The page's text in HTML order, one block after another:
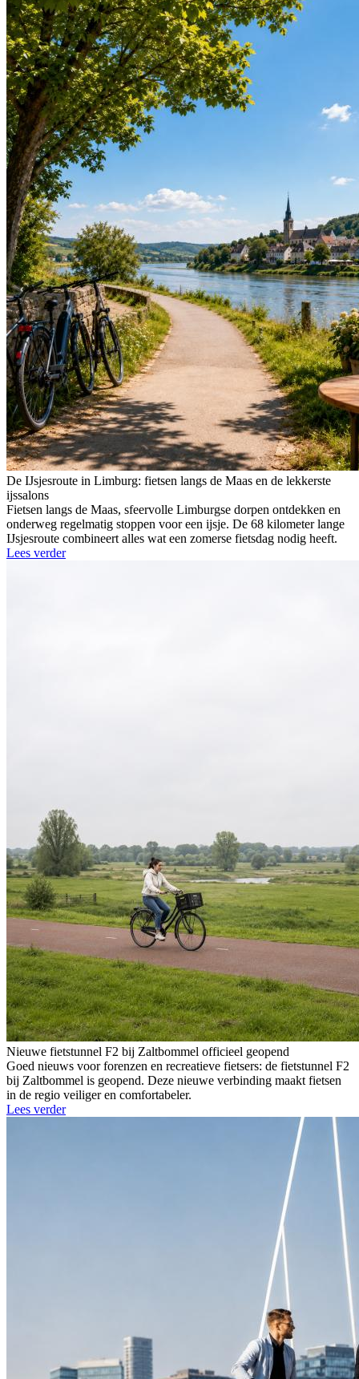
De IJsjesroute in Limburg: fietsen langs de Maas en de lekkerste
ijssalons
Fietsen langs de Maas, sfeervolle Limburgse dorpen ontdekken en
onderweg regelmatig stoppen voor een ijsje. De 68 kilometer lange
IJsjesroute combineert alles wat een zomerse fietsdag nodig heeft.
Lees verder
Nieuwe fietstunnel F2 bij Zaltbommel officieel geopend
Goed nieuws voor forenzen en recreatieve fietsers: de fietstunnel F2
bij Zaltbommel is geopend. Deze nieuwe verbinding maakt fietsen
in de regio veiliger en comfortabeler.
Lees verder